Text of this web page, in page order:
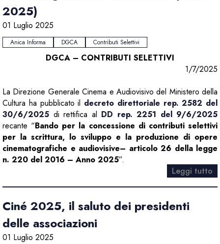
2025)
01 Luglio 2025
Anica Informa DGCA Contributi Selettivi
DGCA – CONTRIBUTI SELETTIVI
1/7/2025
La Direzione Generale Cinema e Audiovisivo del Ministero della
Cultura ha pubblicato il decreto direttoriale rep. 2582 del
30/6/2025 di rettifica al DD rep. 2251 del 9/6/2025
recante “Bando per la concessione di contributi selettivi
per la scrittura, lo sviluppo e la produzione di opere
cinematografiche e audiovisive– articolo 26 della legge
n. 220 del 2016 – Anno 2025”.
Leggi tutto
Ciné 2025, il saluto dei presidenti
delle associazioni
01 Luglio 2025